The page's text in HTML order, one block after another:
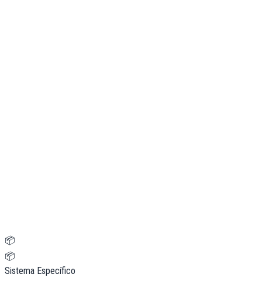
📦
📦
Sistema Específico